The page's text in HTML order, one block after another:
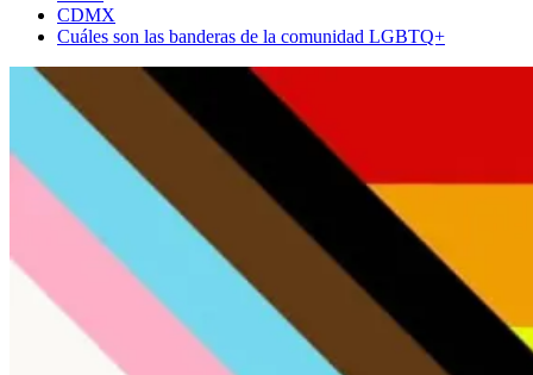
CDMX
Cuáles son las banderas de la comunidad LGBTQ+